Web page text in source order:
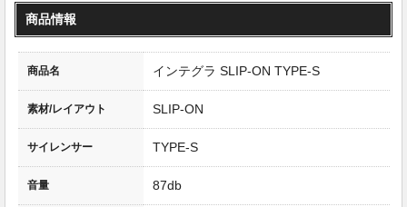
商品情報
商品名 インテグラ SLIP-ON TYPE-S
素材/レイアウト SLIP-ON
サイレンサー TYPE-S
音量 87db